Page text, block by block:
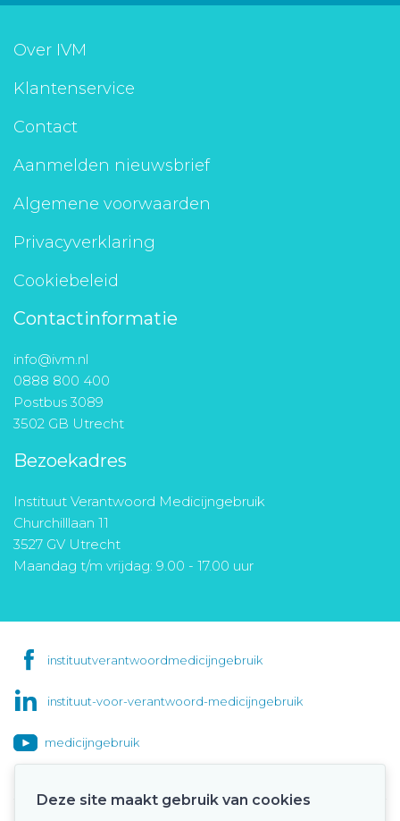
Over IVM
Klantenservice
Contact
Aanmelden nieuwsbrief
Algemene voorwaarden
Privacyverklaring
Cookiebeleid
Contactinformatie
info@ivm.nl
0888 800 400
Postbus 3089
3502 GB Utrecht
Bezoekadres
Instituut Verantwoord Medicijngebruik
Churchilllaan 11
3527 GV Utrecht
Maandag t/m vrijdag: 9.00 - 17.00 uur
instituutverantwoordmedicijngebruik
instituut-voor-verantwoord-medicijngebruik
medicijngebruik
Deze site maakt gebruik van cookies